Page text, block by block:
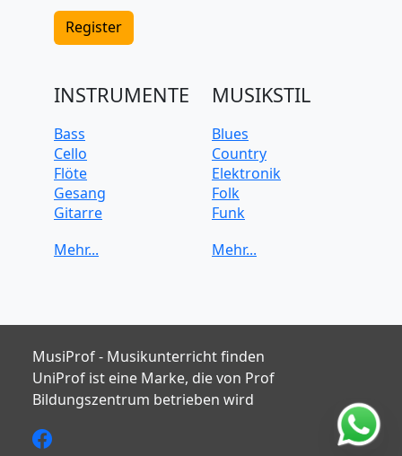
Register
INSTRUMENTE
Bass
Cello
Flöte
Gesang
Gitarre
Klarinette
Schlagzeug
Trompete
Ukulele
Violine
MUSIKSTIL
Blues
Country
Elektronik
Folk
Funk
Klassik
MusiProf - Musikunterricht finden
UniProf ist eine Marke, die von Prof
Bildungszentrum betrieben wird